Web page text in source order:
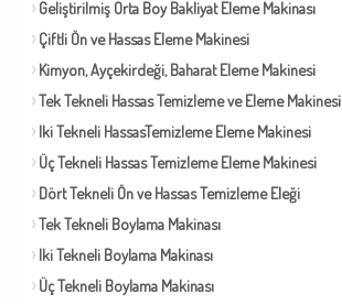
Geliştirilmiş Orta Boy Bakliyat Eleme Makinası
Çiftli Ön ve Hassas Eleme Makinesi
Kimyon, Ayçekirdeği, Baharat Eleme Makinesi
Tek Tekneli Hassas Temizleme ve Eleme Makinesi
Iki Tekneli HassasTemizleme Eleme Makinesi
Üç Tekneli Hassas Temizleme Eleme Makinesi
Dört Tekneli Ön ve Hassas Temizleme Eleği
Tek Tekneli Boylama Makinası
Iki Tekneli Boylama Makinası
Üç Tekneli Boylama Makinası